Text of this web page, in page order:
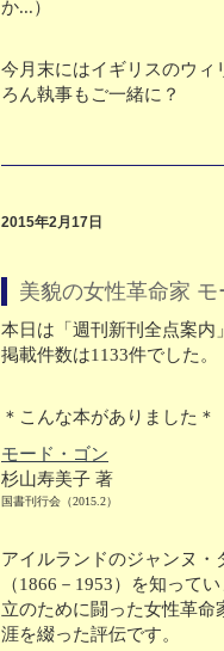
か...）
今月末にはイギリスのウィ
ろん執事もご一緒に？
2015年2月17日
美貌の女性革命家
本日は「週刊新刊全点案内
掲載件数は1133件でした。
＊こんな本がありました＊
モード・ゴン
杉山寿美子 著
国書刊行会（2015.2）
アイルランドのジャンヌ
（1866－1953）を知って
立のために闘った女性革
涯を綴った評伝です。